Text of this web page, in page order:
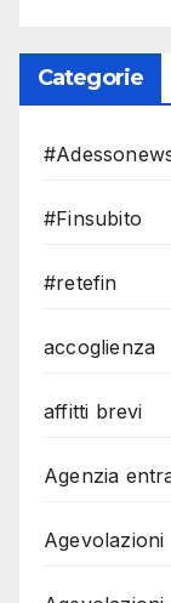
Categorie
#Finsubito
#retefin
accoglienza
affitti brevi
Agenzia
Agevolazioni